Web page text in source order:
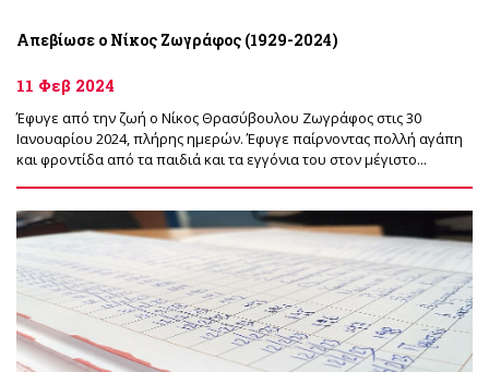
Απεβίωσε ο Νίκος Ζωγράφος (1929-2024)
11 Φεβ 2024
Έφυγε από την ζωή ο Νίκος Θρασύβουλου Ζωγράφος στις 30
Ιανουαρίου 2024, πλήρης ημερών. Έφυγε παίρνοντας πολλή αγάπη
και φροντίδα από τα παιδιά και τα εγγόνια του στον μέγιστο...